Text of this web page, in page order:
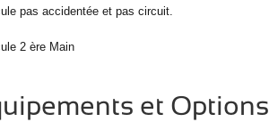
pas accidentée et pas circuit.
2 ère Main
et Options